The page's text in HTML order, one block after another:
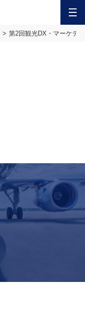
第2回観光DX・マーケテ